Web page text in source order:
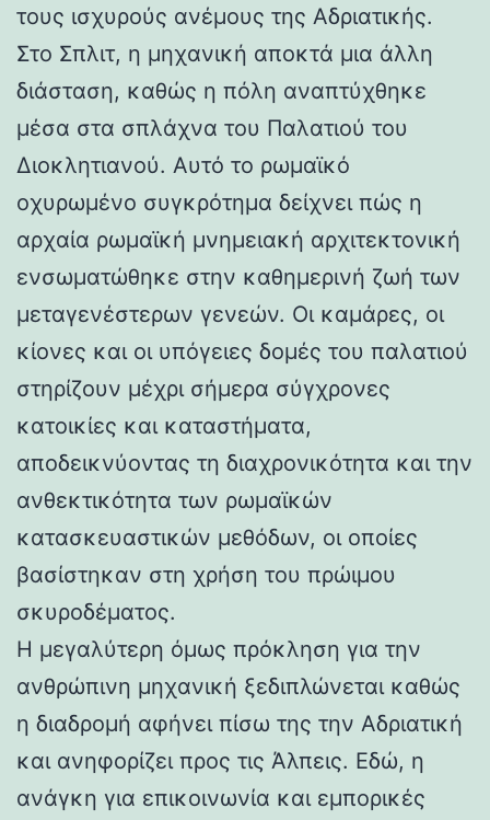
τους ισχυρούς ανέμους της Αδριατικής.
Στο Σπλιτ, η μηχανική αποκτά μια άλλη
διάσταση, καθώς η πόλη αναπτύχθηκε
μέσα στα σπλάχνα του Παλατιού του
Διοκλητιανού. Αυτό το ρωμαϊκό
οχυρωμένο συγκρότημα δείχνει πώς η
αρχαία ρωμαϊκή μνημειακή αρχιτεκτονική
ενσωματώθηκε στην καθημερινή ζωή των
μεταγενέστερων γενεών. Οι καμάρες, οι
κίονες και οι υπόγειες δομές του παλατιού
στηρίζουν μέχρι σήμερα σύγχρονες
κατοικίες και καταστήματα,
αποδεικνύοντας τη διαχρονικότητα και την
ανθεκτικότητα των ρωμαϊκών
κατασκευαστικών μεθόδων, οι οποίες
βασίστηκαν στη χρήση του πρώιμου
σκυροδέματος.
Η μεγαλύτερη όμως πρόκληση για την
ανθρώπινη μηχανική ξεδιπλώνεται καθώς
η διαδρομή αφήνει πίσω της την Αδριατική
και ανηφορίζει προς τις Άλπεις. Εδώ, η
ανάγκη για επικοινωνία και εμπορικές